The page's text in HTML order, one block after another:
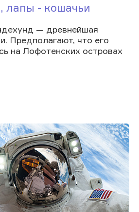
лапы - кошачьи
— древнейшая
Предполагают, что его
на Лофотенских островах